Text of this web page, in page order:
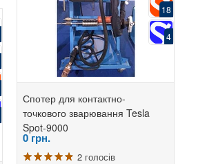
18
4
Спотер для контактно-
точкового зварювання Tesla
Spot-9000
0грн.
2 голосів